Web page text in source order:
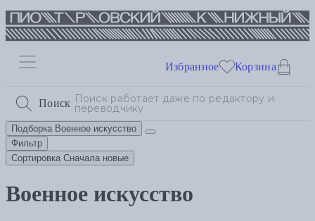
Поиск
Избранное Корзина
Подборка Военное искусство
Фильтр
Сортировка Сначала новые
Военное искусство